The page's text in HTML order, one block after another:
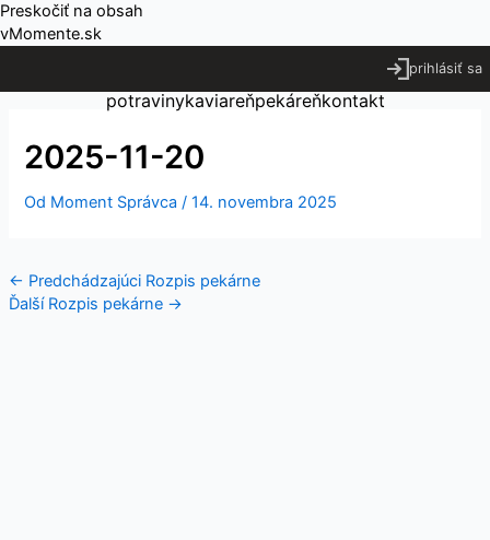
Preskočiť na obsah
vMomente.sk
prihlásiť sa
potravinykaviareňpekáreňkontakt
2025-11-20
Od Moment Správca/14. novembra 2025
← Predchádzajúci Rozpis pekárne
Ďalší Rozpis pekárne →